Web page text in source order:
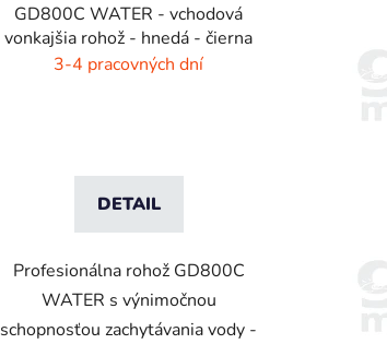
GD800C WATER - vchodová
vonkajšia rohož - hnedá - čierna
3-4 pracovných dní
DETAIL
Profesionálna rohož GD800C
WATER s výnimočnou
schopnosťou zachytávania vody -